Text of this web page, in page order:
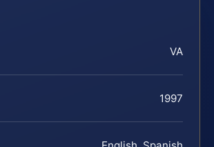
VA
1997